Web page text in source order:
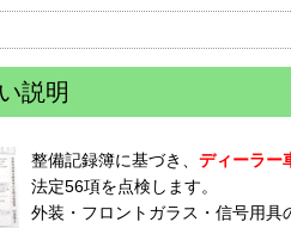
説明
整備記録簿に基づき、 ディーラー
法定56項を点検します。
外装・フロントガラス・信号用具